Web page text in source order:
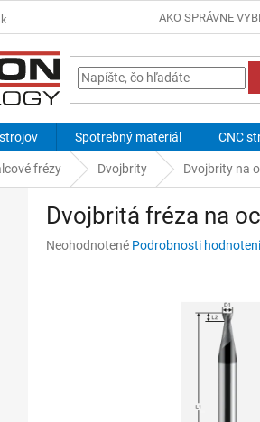
AKO SPRÁVNE
Spotrebný materiál CNC
frézy Dvojbrity Dvojbrity na
Dvojbritá fréza na
Priemerné
Neohodnotené Podrobnosti